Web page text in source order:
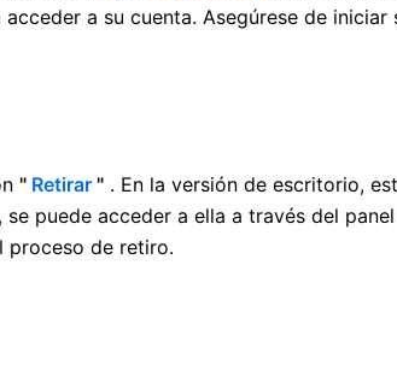
acceder a su cuenta. Asegúrese de
" Retirar " . En la versión de escritorio,
puede acceder a ella a través del
proceso de retiro.